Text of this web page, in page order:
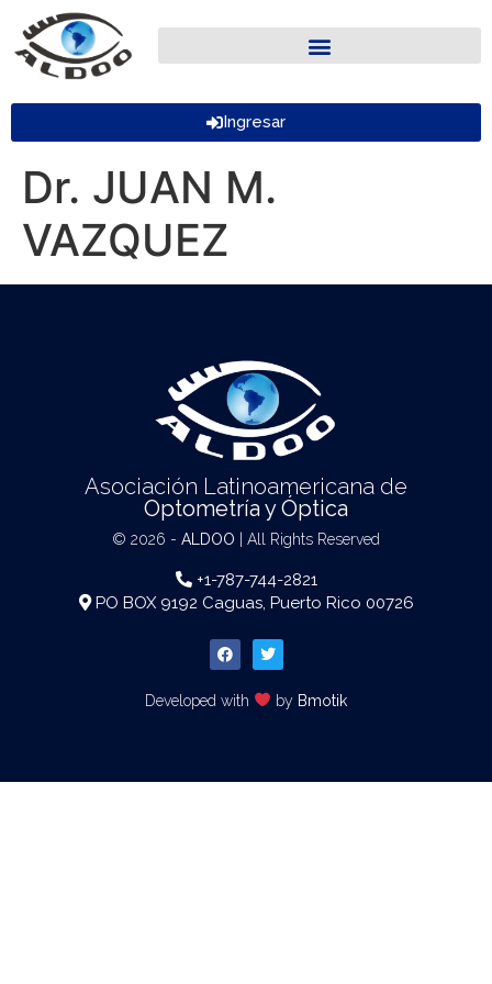
Ingresar
Dr. JUAN M.
VAZQUEZ
Asociación Latinoamericana de
Optometría y Óptica
© 2026 - ALDOO | All Rights Reserved
+1-787-744-2821
PO BOX 9192 Caguas, Puerto Rico 00726
Developed with by Bmotik